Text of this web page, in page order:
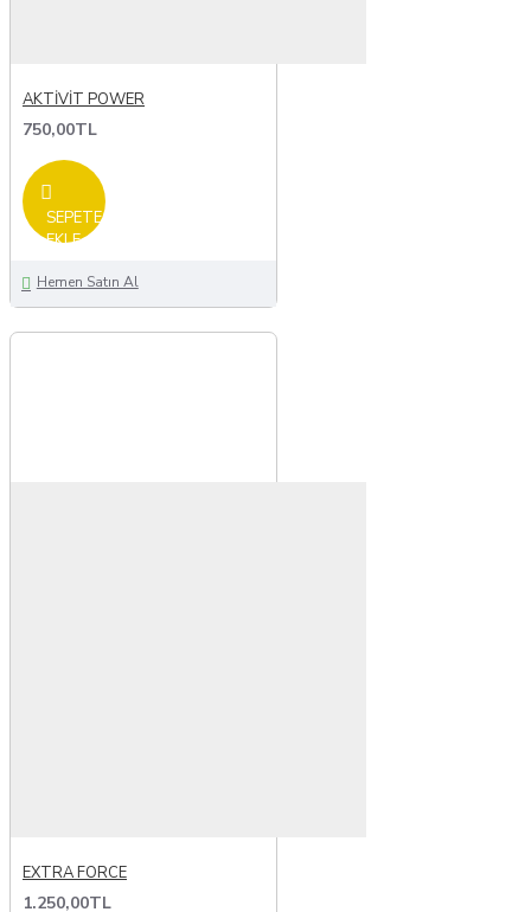
AKTİVİT POWER
750,00TL
SEPETE
EKLE
Hemen Satın Al
EXTRA FORCE
1.250,00TL